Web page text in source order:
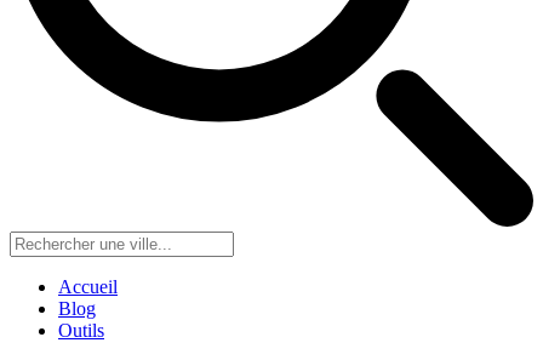
Accueil
Blog
Outils